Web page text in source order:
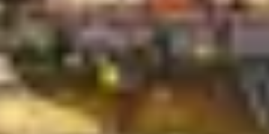
Invest Now
المكان الصحيح للاستثمار